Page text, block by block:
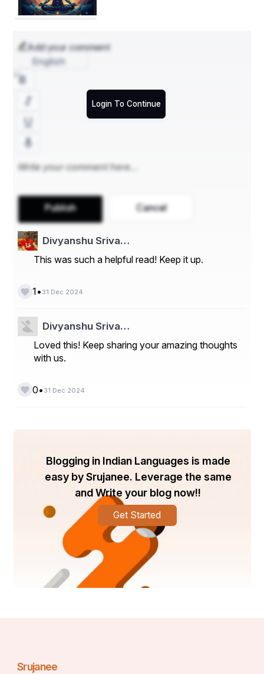
୩୧.୧୨.୨୦୨୪
ସୌମ୍ୟ ରଞ୍ଜନ ନନ୍ଦ
Add your comment
Login To Continue
English
Publish Cancel
Divyanshu Sriva…
This was such a helpful read! Keep it up.
1• 31 Dec 2024
Divyanshu Sriva…
Loved this! Keep sharing your amazing thoughts
with us.
0• 31 Dec 2024
Blogging in Indian Languages is made
easy by Srujanee. Leverage the same
and Write your blog now!!
Get Started
Srujanee